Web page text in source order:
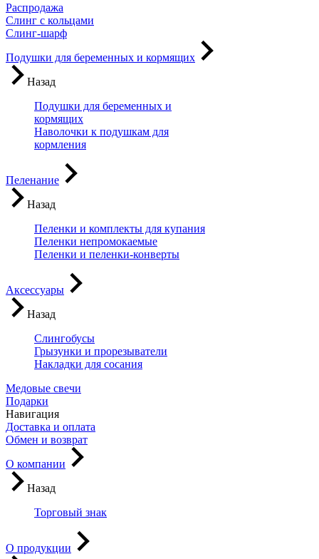
Распродажа
Слинг с кольцами
Слинг-шарф
Подушки для беременных и кормящих
Назад
Подушки для беременных и
кормящих
Наволочки к подушкам для
кормления
Пеленание
Назад
Пеленки и комплекты для купания
Пеленки непромокаемые
Пеленки и пеленки-конверты
Аксессуары
Назад
Слингобусы
Грызунки и прорезыватели
Накладки для сосания
Медовые свечи
Подарки
Навигация
Доставка и оплата
Обмен и возврат
О компании
Назад
Торговый знак
О продукции